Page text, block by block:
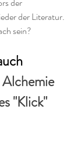
der
der Literatur.
sein?
"Klick"